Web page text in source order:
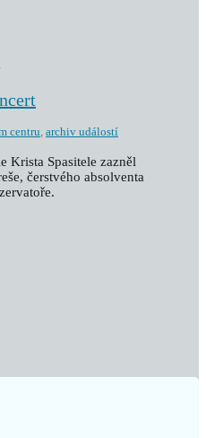
centru, archiv událostí
Krista Spasitele zazněl
čerstvého absolventa